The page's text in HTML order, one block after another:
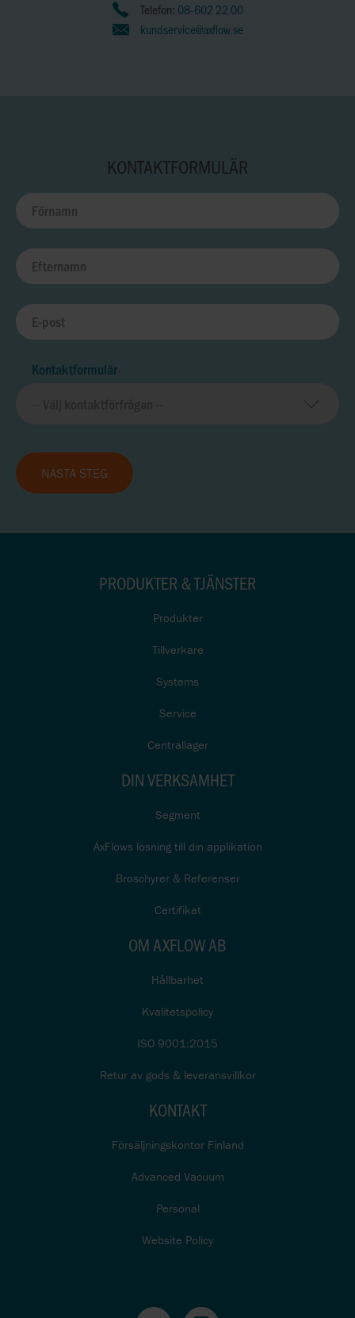
Telefon: 08-602 22 00
kundservice@axflow.se
KONTAKTFORMULÄR
Kontaktformulär
NÄSTA STEG
PRODUKTER & TJÄNSTER
Produkter
Tillverkare
Systems
Service
Centrallager
DIN VERKSAMHET
Segment
AxFlows lösning till din applikation
Broschyrer & Referenser
Certifikat
OM AXFLOW AB
Hållbarhet
Kvalitetspolicy
ISO 9001:2015
Retur av gods & leveransvillkor
KONTAKT
Försäljningskontor Finland
Advanced Vacuum
Personal
Website Policy